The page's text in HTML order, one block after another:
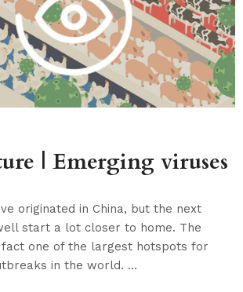
| Emerging viruses
originated in China, but the next
start a lot closer to home. The
one of the largest hotspots for
in the world. ...